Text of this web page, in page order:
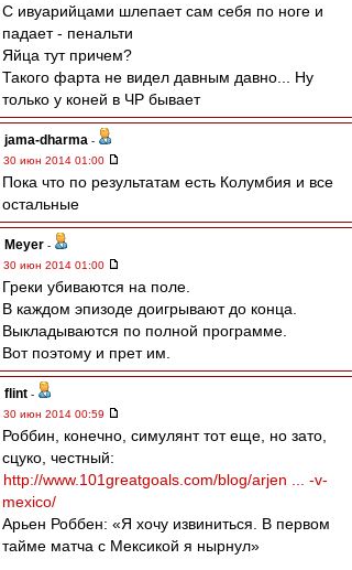
С ивуарийцами шлепает сам себя по ноге и
падает - пенальти
Яйца тут причем?
Такого фарта не видел давным давно... Ну
только у коней в ЧР бывает
jama-dharma -
30 июн 2014 01:00
Пока что по результатам есть Колумбия и все
остальные
Meyer -
30 июн 2014 01:00
Греки убиваются на поле.
В каждом эпизоде доигрывают до конца.
Выкладываются по полной программе.
Вот поэтому и прет им.
flint -
30 июн 2014 00:59
Роббин, конечно, симулянт тот еще, но зато,
сцуко, честный:
http://www.101greatgoals.com/blog/arjen ... -v-
mexico/
Арьен Роббен: «Я хочу извиниться. В первом
тайме матча с Мексикой я нырнул»